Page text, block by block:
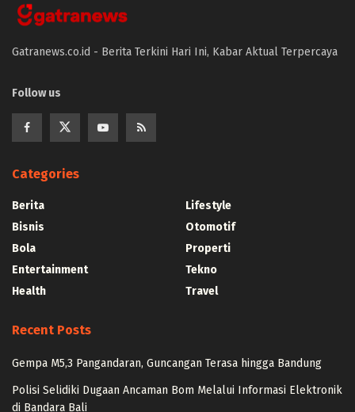
Gatranews.co.id - Berita Terkini Hari Ini, Kabar Aktual Terpercaya
Follow us
Categories
Berita
Bisnis
Bola
Entertainment
Health
Lifestyle
Otomotif
Properti
Tekno
Travel
Recent Posts
Gempa M5,3 Pangandaran, Guncangan Terasa hingga Bandung
Polisi Selidiki Dugaan Ancaman Bom Melalui Informasi Elektronik
di Bandara Bali